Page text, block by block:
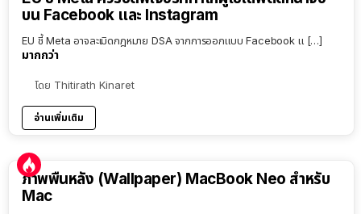
บน Facebook และ Instagram
EU ชี้ Meta อาจละเมิดกฎหมาย DSA จากการออกแบบ Facebook แ […]
มากกว่า
โดย Thitirath Kinaret
อ่านเพิ่มเติม
ภาพพื้นหลัง (Wallpaper) MacBook Neo สำหรับ
Mac